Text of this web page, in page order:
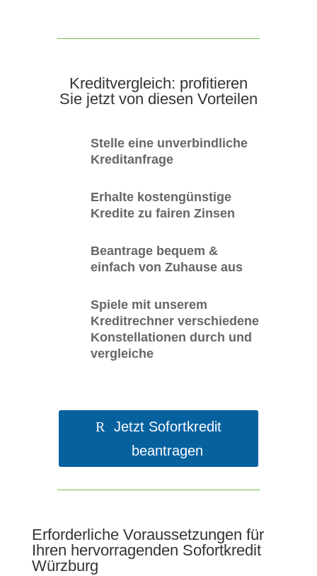
Kreditvergleich: profitieren
Sie jetzt von diesen Vorteilen
Stelle eine unverbindliche
Kreditanfrage
Erhalte kostengünstige
Kredite zu fairen Zinsen
Beantrage bequem &
einfach von Zuhause aus
Spiele mit unserem
Kreditrechner verschiedene
Konstellationen durch und
vergleiche
Jetzt Sofortkredit
beantragen
Erforderliche Voraussetzungen für
Ihren hervorragenden Sofortkredit
Würzburg